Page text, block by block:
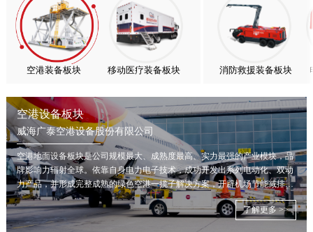
扬帆出海，聚力同行｜广大航服开启国际化新征程
空港装备板块 移动医疗装备板块 消防救援装备板块
空港设备板块
威海广泰空港设备股份有限公司
空港地面设备板块是公司规模最大、成熟度最高、实力最强的产业模块，品
牌影响力辐射全球。依靠自身电力电子技术，成功开发出系列电动化、双动
力产品，并形成完整成熟的绿色空港一揽子解决方案，开辟机场节能减排新
局面。
了解更多 >>